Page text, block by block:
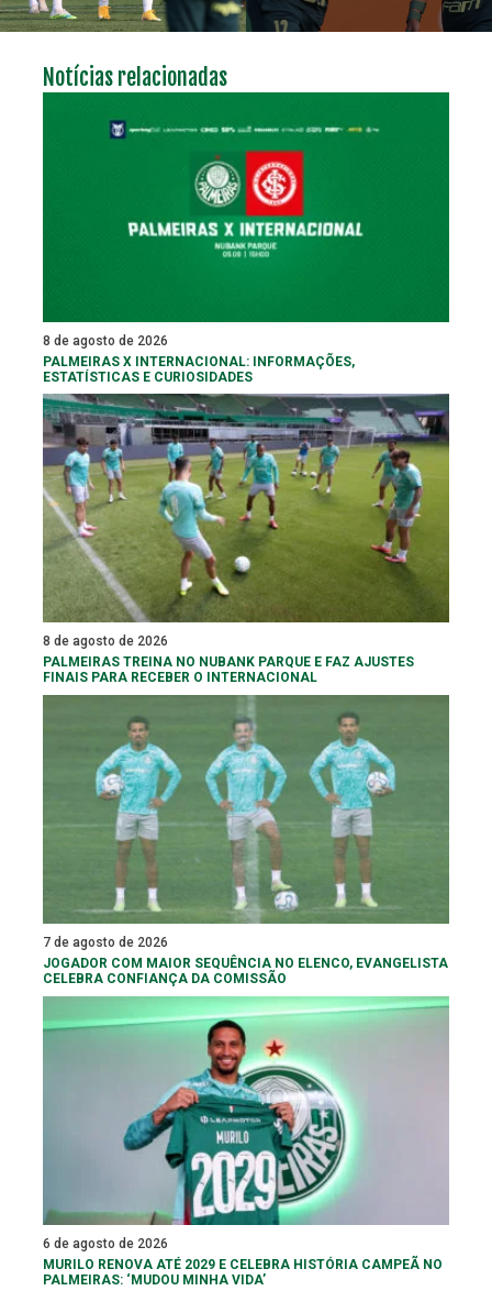
Notícias relacionadas
8 de agosto de 2026
PALMEIRAS X INTERNACIONAL: INFORMAÇÕES,
ESTATÍSTICAS E CURIOSIDADES
8 de agosto de 2026
PALMEIRAS TREINA NO NUBANK PARQUE E FAZ AJUSTES
FINAIS PARA RECEBER O INTERNACIONAL
7 de agosto de 2026
JOGADOR COM MAIOR SEQUÊNCIA NO ELENCO, EVANGELISTA
CELEBRA CONFIANÇA DA COMISSÃO
6 de agosto de 2026
MURILO RENOVA ATÉ 2029 E CELEBRA HISTÓRIA CAMPEÃ NO
PALMEIRAS: ‘MUDOU MINHA VIDA’